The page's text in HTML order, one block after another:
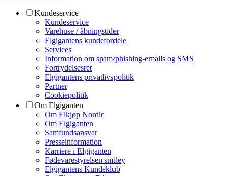
Kundeservice
Kundeservice
Varehuse / åbningstider
Elgigantens kundefordele
Services
Information om spam/phishing-emails og SMS
Fortrydelsesret
Elgigantens privatlivspolitik
Partner
Cookiepolitik
Om Elgiganten
Om Elkjøp Nordic
Om Elgiganten
Samfundsansvar
Presseinformation
Karriere i Elgiganten
Fødevarestyrelsen smiley
Elgigantens Kundeklub